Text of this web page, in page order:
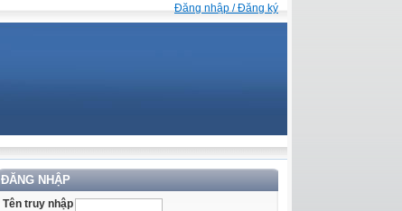
Đăng nhập / Đăng ký
ĐĂNG NHẬP
Tên truy nhập